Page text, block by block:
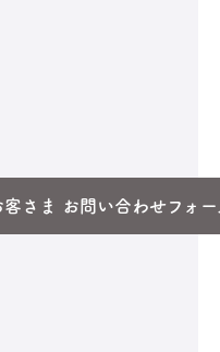
客さま お問い合わせフォー